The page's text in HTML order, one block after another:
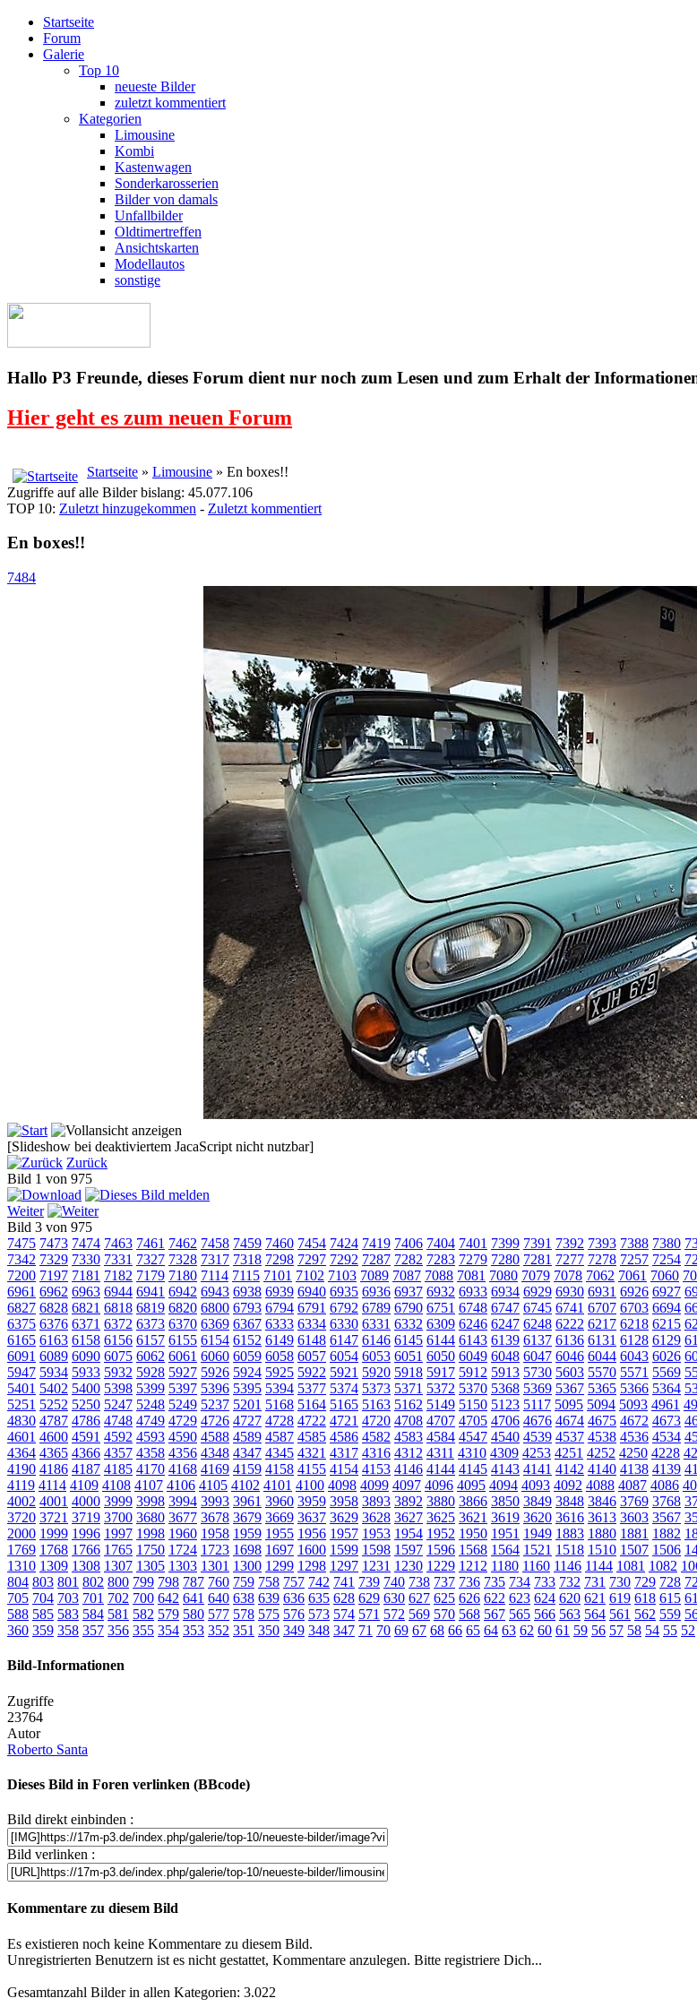
Startseite
Forum
Galerie
Top 10
neueste Bilder
zuletzt kommentiert
Kategorien
Limousine
Kombi
Kastenwagen
Sonderkarosserien
Bilder von damals
Unfallbilder
Oldtimertreffen
Ansichtskarten
Modellautos
sonstige
Hallo P3 Freunde, dieses Forum dient nur noch zum Lesen und zum Erhalt der
Hier geht es zum neuen Forum
Startseite » Limousine » En boxes!!
Zugriffe auf alle Bilder bislang: 45.077.106
TOP 10: Zuletzt hinzugekommen - Zuletzt kommentiert
En boxes!!
7484
[Slideshow bei deaktiviertem JacaScript nicht nutzbar]
Zurück
Bild 1 von 975
Weiter
Bild 3 von 975
7475 7473 7474 7463 7461 7462 7458 7459 7460 7454 7424 7419 7406 7404 7401 7399 7391 7392 7393 7388 7380
7342 7329 7330 7331 7327 7328 7317 7318 7298 7297 7292 7287 7282 7283 7279 7280 7281 7277 7278 7257 7254
7200 7197 7181 7182 7179 7180 7114 7115 7101 7102 7103 7089 7087 7088 7081 7080 7079 7078 7062 7061 7060
6961 6962 6963 6944 6941 6942 6943 6938 6939 6940 6935 6936 6937 6932 6933 6934 6929 6930 6931 6926 6927
6827 6828 6821 6818 6819 6820 6800 6793 6794 6791 6792 6789 6790 6751 6748 6747 6745 6741 6707 6703 6694
6375 6376 6371 6372 6373 6370 6369 6367 6333 6334 6330 6331 6332 6309 6246 6247 6248 6222 6217 6218 6215
6165 6163 6158 6156 6157 6155 6154 6152 6149 6148 6147 6146 6145 6144 6143 6139 6137 6136 6131 6128 6129
6091 6089 6090 6075 6062 6061 6060 6059 6058 6057 6054 6053 6051 6050 6049 6048 6047 6046 6044 6043 6026
5947 5934 5933 5932 5928 5927 5926 5924 5925 5922 5921 5920 5918 5917 5912 5913 5730 5603 5570 5571 5569
5401 5402 5400 5398 5399 5397 5396 5395 5394 5377 5374 5373 5371 5372 5370 5368 5369 5367 5365 5366 5364
5251 5252 5250 5247 5248 5249 5237 5201 5168 5164 5165 5163 5162 5149 5150 5123 5117 5095 5094 5093 4961
4830 4787 4786 4748 4749 4729 4726 4727 4728 4722 4721 4720 4708 4707 4705 4706 4676 4674 4675 4672 4673
4601 4600 4591 4592 4593 4590 4588 4589 4587 4585 4586 4582 4583 4584 4547 4540 4539 4537 4538 4536 4534
4364 4365 4366 4357 4358 4356 4348 4347 4345 4321 4317 4316 4312 4311 4310 4309 4253 4251 4252 4250 4228
4190 4186 4187 4185 4170 4168 4169 4159 4158 4155 4154 4153 4146 4144 4145 4143 4141 4142 4140 4138 4139
4119 4114 4109 4108 4107 4106 4105 4102 4101 4100 4098 4099 4097 4096 4095 4094 4093 4092 4088 4087 4086
4002 4001 4000 3999 3998 3994 3993 3961 3960 3959 3958 3893 3892 3880 3866 3850 3849 3848 3846 3769 3768
3720 3721 3719 3700 3680 3677 3678 3679 3669 3637 3629 3628 3627 3625 3621 3619 3620 3616 3613 3603 3567
2000 1999 1996 1997 1998 1960 1958 1959 1955 1956 1957 1953 1954 1952 1950 1951 1949 1883 1880 1881 1882
1769 1768 1766 1765 1750 1724 1723 1698 1697 1600 1599 1598 1597 1596 1568 1564 1521 1518 1510 1507 1506
1310 1309 1308 1307 1305 1303 1301 1300 1299 1298 1297 1231 1230 1229 1212 1180 1160 1146 1144 1081 1082
804 803 801 802 800 799 798 787 760 759 758 757 742 741 739 740 738 737 736 735 734 733 732 731 730 729 728
705 704 703 701 702 700 642 641 640 638 639 636 635 628 629 630 627 625 626 622 623 624 620 621 619 618 615
588 585 583 584 581 582 579 580 577 578 575 576 573 574 571 572 569 570 568 567 565 566 563 564 561 562 559
360 359 358 357 356 355 354 353 352 351 350 349 348 347 71 70 69 67 68 66 65 64 63 62 60 61 59 56 57 58 54 55 52
Bild-Informationen
Zugriffe
23764
Autor
Roberto Santa
Dieses Bild in Foren verlinken (BBcode)
Bild direkt einbinden :
Bild verlinken :
Kommentare zu diesem Bild
Es existieren noch keine Kommentare zu diesem Bild.
Unregistrierten Benutzern ist es nicht gestattet, Kommentare anzulegen. Bitte registriere Dich...
Gesamtanzahl Bilder in allen Kategorien: 3.022